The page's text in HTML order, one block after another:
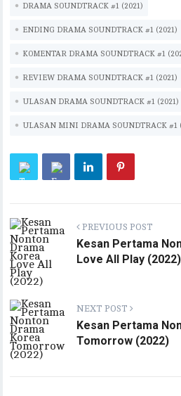
eb
oo
k
it
te
r
ai
l
at
s
A
p
p
y
Li
n
k
DRAMA SOUNDTRACK #1 (2021)
ENDING DRAMA SOUNDTRACK #1 (2021)
KOMENTAR DRAMA SOUNDTRACK #1
REVIEW DRAMA SOUNDTRACK #1 (2021)
ULASAN DRAMA SOUNDTRACK #1 (2021)
ULASAN MINI DRAMA SOUNDTRACK #1
PREVIOUS POST
Kesan Pertama
Love All Play (2022)
NEXT POST
Kesan Pertama
Tomorrow (2022)